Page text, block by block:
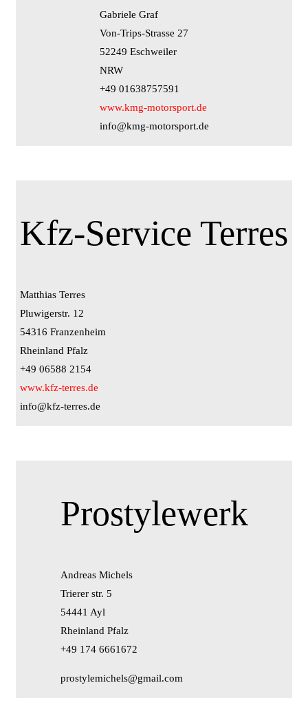
Gabriele Graf
Von-Trips-Strasse 27
52249 Eschweiler
NRW
+49 01638757591
www.kmg-motorsport.de
info@kmg-motorsport.de
Kfz-Service Terres
Matthias Terres
Pluwigerstr. 12
54316 Franzenheim
Rheinland Pfalz
+49 06588 2154
www.kfz-terres.de
info@kfz-terres.de
Prostylewerk
Andreas Michels
Trierer str. 5
54441 Ayl
Rheinland Pfalz
+49 174 6661672
prostylemichels@gmail.com